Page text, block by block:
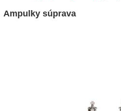
Ampulky súprava